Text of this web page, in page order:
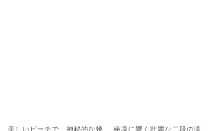
美しいビーチで、神秘的な幾
秘境に響く壮麗な二段の滝